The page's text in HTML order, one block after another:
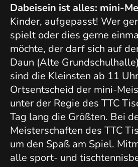
Dabeisein ist alles: mini-
Kinder, aufgepasst! Wer
spielt oder dies gerne
möchte, der darf sich auf
Daun (Alte
sind die Kleinsten ab 11
Ortsentscheid der mini-
unter der Regie des TTC
Tag lang die Größten. Bei
Meisterschaften des TTC
um den Spaß am Spiel.
alle sport- und